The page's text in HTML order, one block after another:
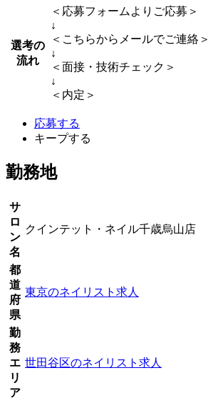
選考の
流れ
＜応募フォームよりご応募＞
↓
＜こちらからメールでご連絡＞
↓
＜面接・技術チェック＞
↓
＜内定＞
応募する
キープする
勤務地
サ
ロ
ン
名
クインテット・ネイル千歳烏山店
都
道
府
県
東京のネイリスト求人
勤
務
エ
リ
ア
世田谷区のネイリスト求人